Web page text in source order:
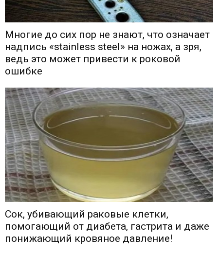
Многие до сих пор не знают, что означает
надпись «stainless steel» на ножах, а зря,
ведь это может привести к роковой
ошибке
Сок, убивающий раковые клетки,
помогающий от диабета, гастрита и даже
понижающий кровяное давление!